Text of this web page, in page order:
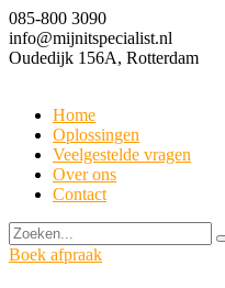
085-800 3090
info@mijnitspecialist.nl
Oudedijk 156A, Rotterdam
Home
Oplossingen
Veelgestelde vragen
Over ons
Contact
Boek afpraak